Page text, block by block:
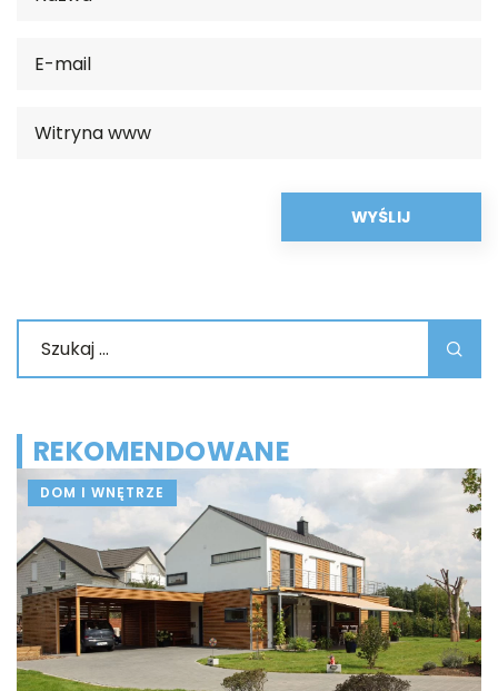
REKOMENDOWANE
DOM I WNĘTRZE